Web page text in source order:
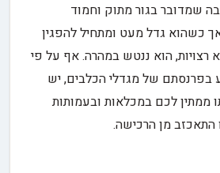
שמדובר בגור מתוק וחמוד
כשהוא גדל מעט ומתחיל להפגין
רצויות, הוא ננטש במהרה. אף על פי
בפרנסתם של מגדלי הכלבים, יש
ממתין לכם במכלאות ובעמותות
התאכזב מן הרכישה.